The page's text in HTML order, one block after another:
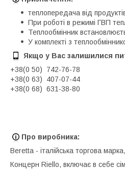
теплопередача від
При роботі в режимі ГВП
Теплообмінник
У комплекті з
Якщо у Вас залишилися
+38(0 50) 742-76-78
+38(0 63) 407-07-44
+38(0 68) 631-38-80
Про виробника:
Beretta - італійська торгова
Концерн Riello, включає в себе